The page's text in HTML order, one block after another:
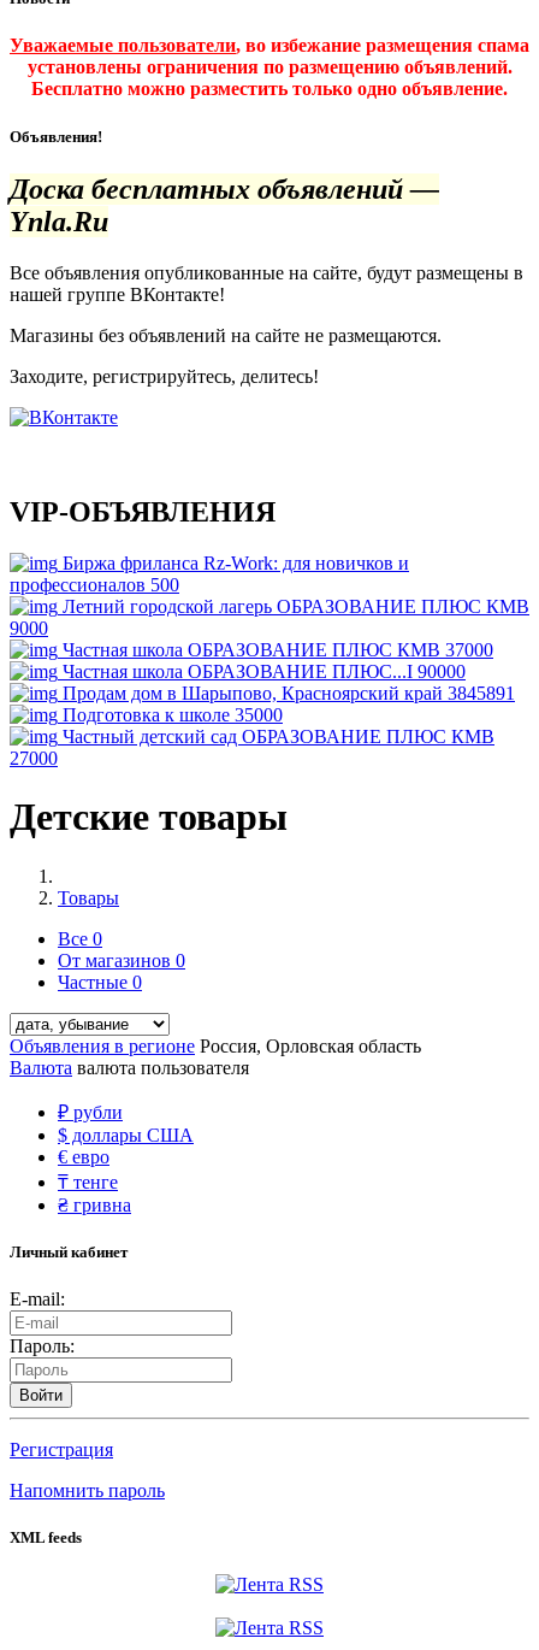
Уважаемые пользователи, во избежание размещения спама
установлены ограничения по размещению объявлений.
Бесплатно можно разместить только одно объявление.
Объявления!
Доска бесплатных объявлений —
Ynla.Ru
Все объявления опубликованные на сайте, будут размещены в
нашей группе ВКонтакте!
Магазины без объявлений на сайте не размещаются.
Заходите, регистрируйтесь, делитесь!
VIP-ОБЪЯВЛЕНИЯ
Биржа фриланса Rz-Work: для новичков и
профессионалов 500
Летний городской лагерь ОБРАЗОВАНИЕ ПЛЮС КМВ
9000
Частная школа ОБРАЗОВАНИЕ ПЛЮС КМВ 37000
Частная школа ОБРАЗОВАНИЕ ПЛЮС...I 90000
Продам дом в Шарыпово, Красноярский край 3845891
Подготовка к школе 35000
Частный детский сад ОБРАЗОВАНИЕ ПЛЮС КМВ
27000
Детские товары
Товары
Все 0
От магазинов 0
Частные 0
Объявления в регионе Россия, Орловская область
Валюта валюта пользователя
₽ рубли
$ доллары США
€ евро
₸ тенге
₴ гривна
Личный кабинет
E-mail:
Пароль:
Войти
Регистрация
Напомнить пароль
XML feeds